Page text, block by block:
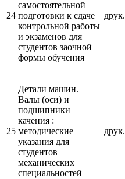
24
самостоятельной
подготовки к сдаче
контрольной работы
и экзаменов для
студентов заочной
формы обучения
друк.
25
Детали машин.
Валы (оси) и
подшипники
качения :
методические
указания для
студентов
механических
специальностей
друк.